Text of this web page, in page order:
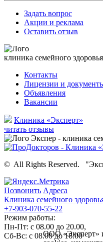
Задать вопрос
Акции и реклама
Оставить отзыв
клиника семейного здоровья
Контакты
Лицензии и
Объявления
Вакансии
Клиника «Эксперт»
читать отзывы
© All Rights Reserved.
Позвонить Адреса
Клиника семейного
+7-903-070-55-22
Режим работы:
Пн-Пт: с 08.00 до 20.00,
Сб-Вс: с 08.00 до 16.00
ООО «Эксперт»